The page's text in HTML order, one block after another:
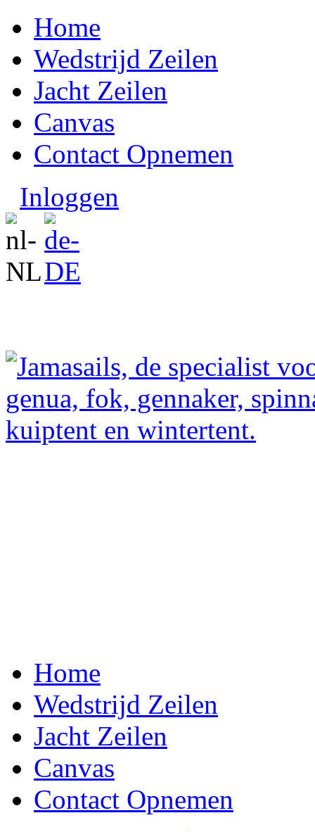
Home
Wedstrijd Zeilen
Jacht Zeilen
Canvas
Contact Opnemen
Inloggen
Home
Wedstrijd Zeilen
Jacht Zeilen
Canvas
Contact Opnemen